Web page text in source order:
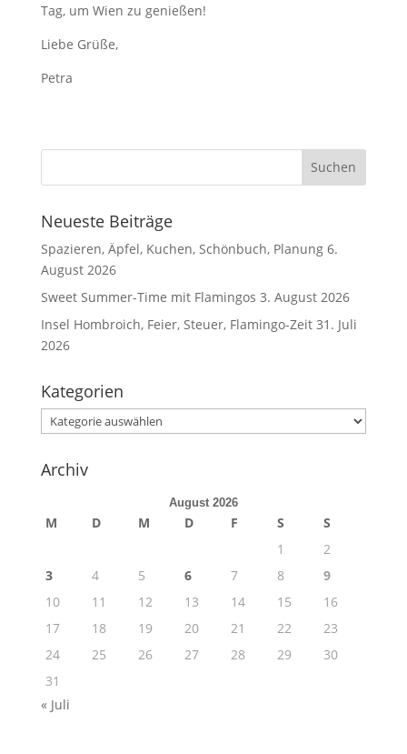
Tag, um Wien zu genießen!
Liebe Grüße,
Petra
Neueste Beiträge
Spazieren, Äpfel, Kuchen, Schönbuch, Planung 6.
August 2026
Sweet Summer-Time mit Flamingos 3. August 2026
Insel Hombroich, Feier, Steuer, Flamingo-Zeit 31. Juli
2026
Kategorien
Kategorien
Archiv
August 2026
M D M D F S
S
1
2
3
4 5 6 7 8
9
10
11 12 13 14 15
16
17
18 19 20 21 22
23
24
25 26 27 28 29
30
31
« Juli